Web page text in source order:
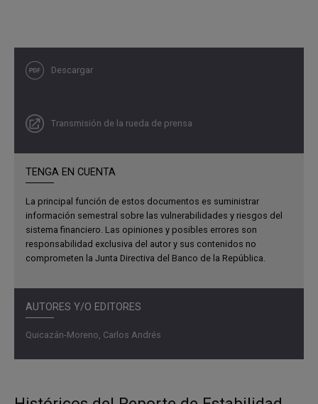
Descargar
Transmisión de la rueda de prensa
TENGA EN CUENTA
La principal función de estos documentos es suministrar
información semestral sobre las vulnerabilidades y riesgos del
sistema financiero. Las opiniones y posibles errores son
responsabilidad exclusiva del autor y sus contenidos no
comprometen la Junta Directiva del Banco de la República.
AUTORES Y/O EDITORES
Quicazán-Moreno, Carlos Andrés